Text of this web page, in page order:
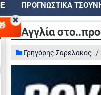
ΠΡΟΓΝΩΣΤΙΚΑ
Η Αγγλία
Γρηγόρης Σαρελάκος /